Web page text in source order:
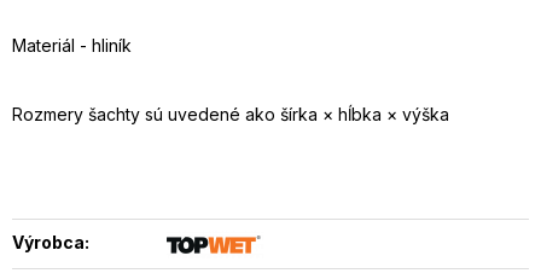
Materiál - hliník
Rozmery šachty sú uvedené ako šírka × hĺbka × výška
Výrobca: